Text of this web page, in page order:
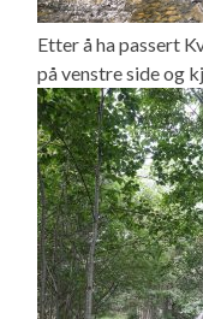
Etter å ha passert
på venstre side og